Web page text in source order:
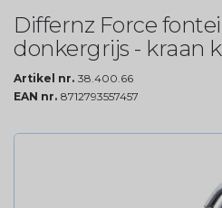
Differnz Force
donkergrijs - kraan
Artikel nr. 38.400.66
EAN nr. 8712793557457